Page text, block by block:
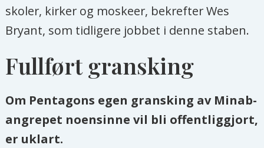
skoler, kirker og moskeer, bekrefter Wes
Bryant, som tidligere jobbet i denne staben.
Fullført gransking
Om Pentagons egen gransking av Minab-
angrepet noensinne vil bli offentliggjort,
er uklart.